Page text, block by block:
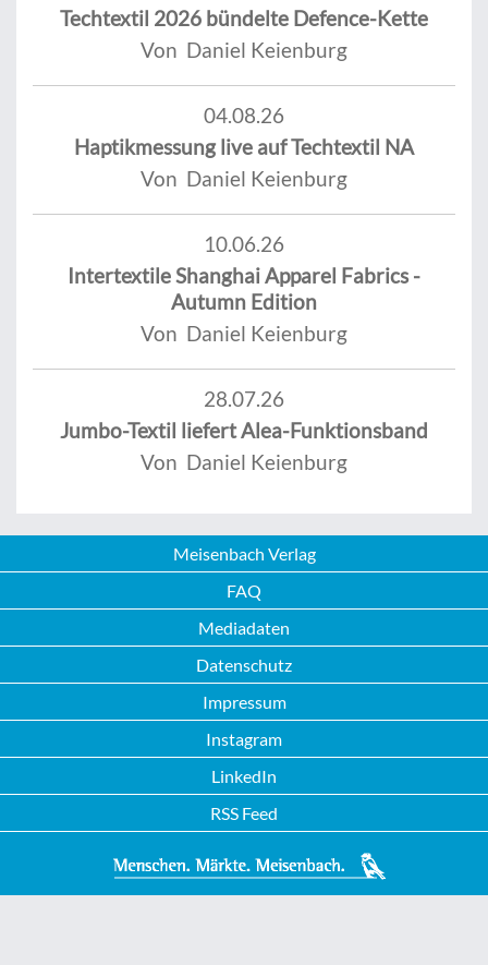
Techtextil 2026 bündelte Defence-Kette
Von Daniel Keienburg
04.08.26
Haptikmessung live auf Techtextil NA
Von Daniel Keienburg
10.06.26
Intertextile Shanghai Apparel Fabrics -
Autumn Edition
Von Daniel Keienburg
28.07.26
Jumbo-Textil liefert Alea-Funktionsband
Von Daniel Keienburg
Meisenbach Verlag
FAQ
Mediadaten
Datenschutz
Impressum
Instagram
LinkedIn
RSS Feed